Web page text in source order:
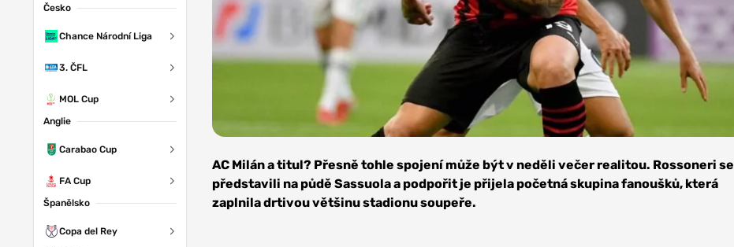
Česko
Chance Národní Liga
3. ČFL
MOL Cup
Anglie
Carabao Cup
FA Cup
Španělsko
Copa del Rey
S.S.
Lazio
AC Milán a titul? Přesně tohle spojení může být v neděli večer realitou. Rossoneri se
představili na půdě Sassuola a podpořit je přijela početná skupina fanoušků, která
zaplnila drtivou většinu stadionu soupeře.